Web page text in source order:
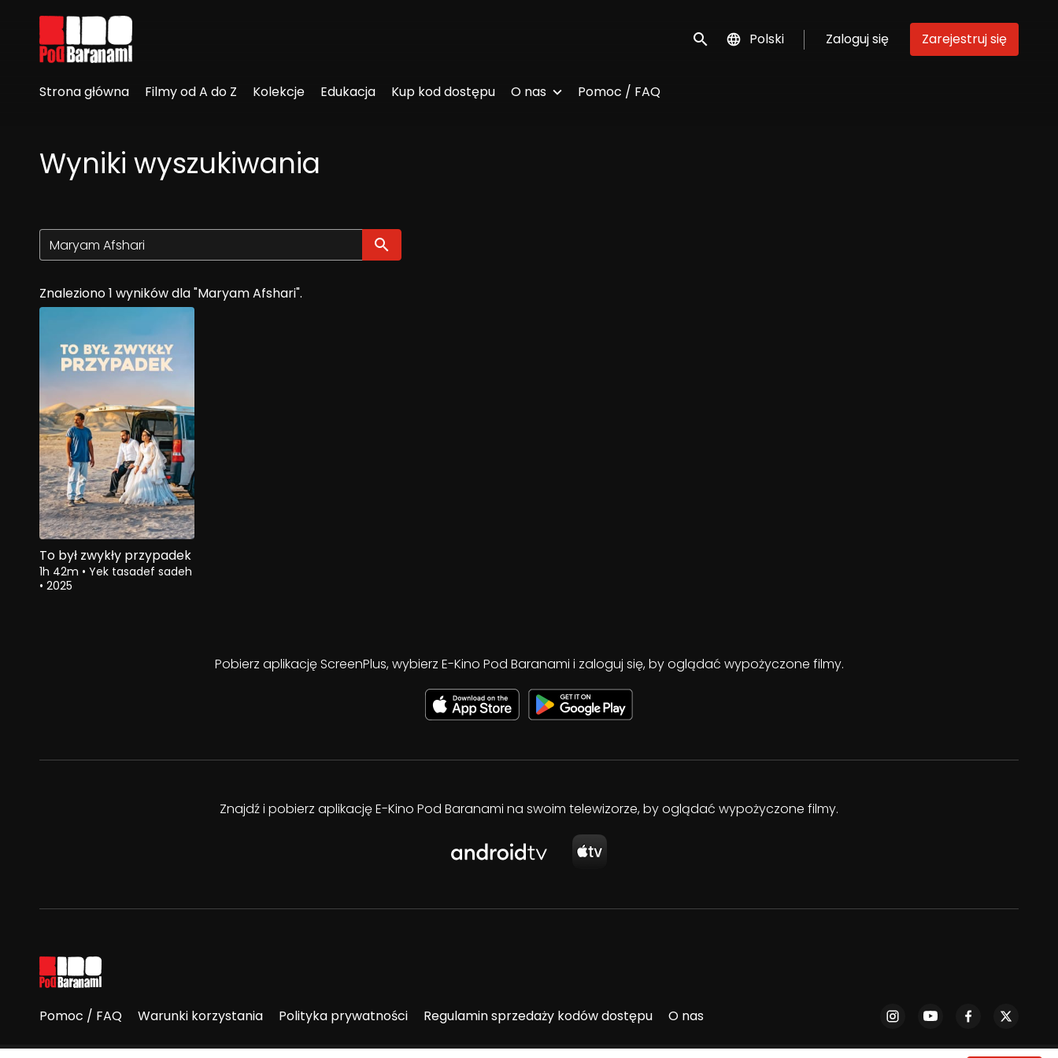
Linki ułatwień dostępu
Wyszukaj Polski Zaloguj się Zarejestruj się
Strona główna Filmy od A do Z Kolekcje Edukacja Kup kod dostępu O nas Pomoc / FAQ
Wyniki wyszukiwania
Wyszukaj
Znaleziono 1 wyników dla "Maryam Afshari".
To był zwykły przypadek
1h 42m • Yek tasadef sadeh
• 2025
Pobierz aplikację ScreenPlus, wybierz E-Kino Pod Baranami i zaloguj się, by oglądać wypożyczone filmy.
Znajdź i pobierz aplikację E-Kino Pod Baranami na swoim telewizorze, by oglądać wypożyczone filmy.
Pomoc / FAQ Warunki korzystania Polityka prywatności Regulamin sprzedaży kodów dostępu O nas